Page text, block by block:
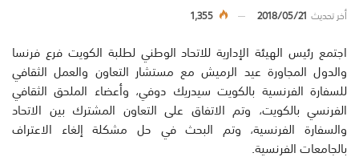
أخر تحديث 2018/05/21
1,355
اجتمع رئيس الهيئة الإدارية للاتحاد الوطني لطلبة الكويت فرع فرنسا
والدول المجاورة عيد الرميش مع مستشار التعاون والعمل الثقافي
للسفارة الفرنسية بالكويت سيدريك دوفي، وأعضاء الملحق الثقافي
الفرنسي بالكويت، وتم الاتفاق على التعاون المشترك بين الاتحاد
والسفارة الفرنسية، وتم البحث في حل مشكلة إلغاء الاعتراف
بالجامعات الفرنسية.